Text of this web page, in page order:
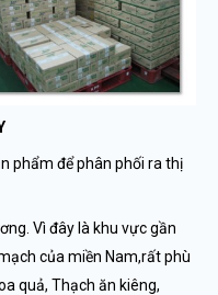
phẩm để phân phối ra thị
Vì đây là khu vực gần
của miền Nam,rất phù
quả, Thạch ăn kiêng,